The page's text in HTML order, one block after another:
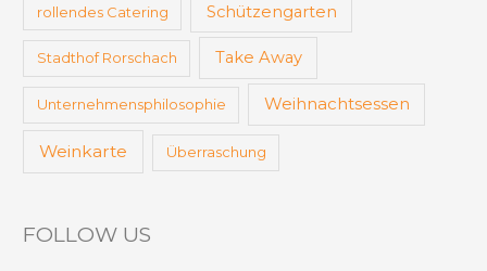
rollendes Catering Schützengarten
Stadthof Rorschach Take Away
Unternehmensphilosophie Weihnachtsessen
Weinkarte Überraschung
FOLLOW US